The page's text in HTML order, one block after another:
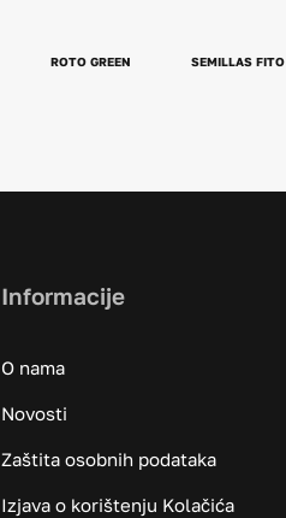
ROTO GREEN SEMILLAS FITO
Informacije
O nama
Novosti
Zaštita osobnih podataka
Izjava o korištenju Kolačića